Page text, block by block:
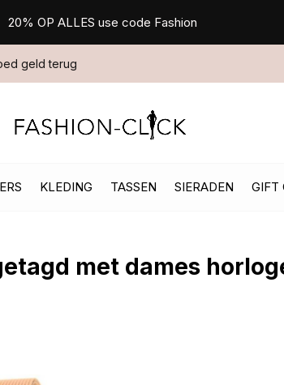
KLEDING TASSEN SIERADEN GIFT
geld terug
20% OP ALLES use code Fashion
met dames